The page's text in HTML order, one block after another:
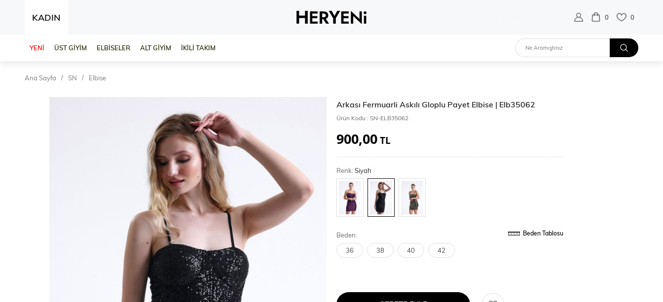
KADIN 0 0
YENİ ÜST GİYİM ELBİSELER ALT GİYİM İKİLİ TAKIM
Ana Sayfa SN Elbise
Arkası Fermuarli Askılı Gloplu Payet Elbise | Elb35062
Ürün Kodu : SN-ELB35062
900,00TL
Renk:Siyah
Beden: Beden Tablosu
36 38 40 42